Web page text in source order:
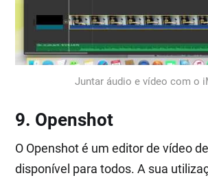
Juntar áudio e vídeo com o
9. Openshot
O Openshot é um editor de vídeo
disponível para todos. A sua